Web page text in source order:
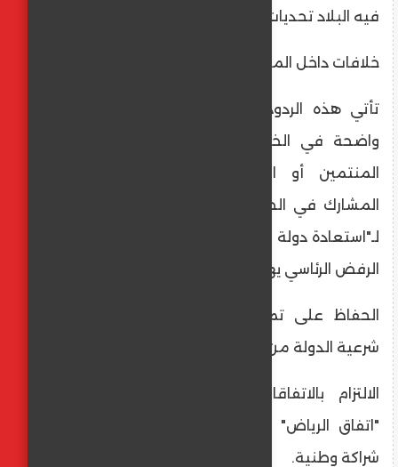
فيه البلاد تحديات وجودية.
​خلافات داخل المعسكر الواحد
​تأتي هذه الردود الرسمية بعد ظهور تباينات
واضحة في الخطاب السياسي لبعض الوزراء
المنتمين أو المؤيدين للمجلس الانتقالي
المشارك في الحكومة، والذين جهروا بدعمهم
لـ"استعادة دولة الجنوب". ويرى مراقبون أن هذا
الرفض الرئاسي يهدف إلى:
​الحفاظ على تماسك المؤسسات: منع تآكل
شرعية الدولة من الداخل.
​الالتزام بالاتفاقات السياسية: المتمثلة في
"اتفاق الرياض" الذي أفضى لتشكيل حكومة
شراكة وطنية.